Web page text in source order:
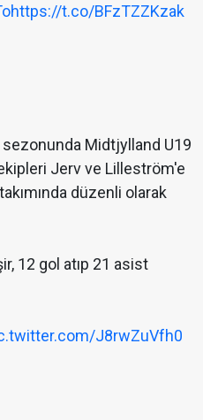
https://t.co/BFzTZZKzak
Midtjylland U19
Jerv ve Lilleström'e
düzenli olarak
12 gol atıp 21 asist
J8rwZuVfh0